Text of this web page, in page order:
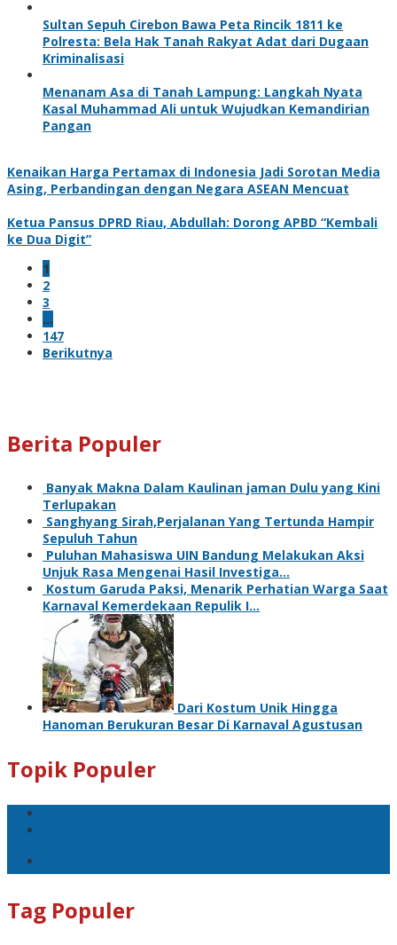
Sultan Sepuh Cirebon Bawa Peta Rincik 1811 ke
Polresta: Bela Hak Tanah Rakyat Adat dari Dugaan
Kriminalisasi
Menanam Asa di Tanah Lampung: Langkah Nyata
Kasal Muhammad Ali untuk Wujudkan Kemandirian
Pangan
Kenaikan Harga Pertamax di Indonesia Jadi Sorotan Media
Asing, Perbandingan dengan Negara ASEAN Mencuat
Ketua Pansus DPRD Riau, Abdullah: Dorong APBD “Kembali
ke Dua Digit”
1
2
3
…
147
Berikutnya
Berita Populer
Banyak Makna Dalam Kaulinan jaman Dulu yang Kini
Terlupakan
Sanghyang Sirah,Perjalanan Yang Tertunda Hampir
Sepuluh Tahun
Puluhan Mahasiswa UIN Bandung Melakukan Aksi
Unjuk Rasa Mengenai Hasil Investiga…
Kostum Garuda Paksi, Menarik Perhatian Warga Saat
Karnaval Kemerdekaan Repulik I…
Dari Kostum Unik Hingga
Hanoman Berukuran Besar Di Karnaval Agustusan
Topik Populer
Tag Populer